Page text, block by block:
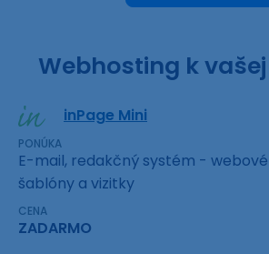
Webhosting k
inPage Mini
PONÚKA
E-mail, redakčný systém - webové
šablóny a vizitky
CENA
ZADARMO